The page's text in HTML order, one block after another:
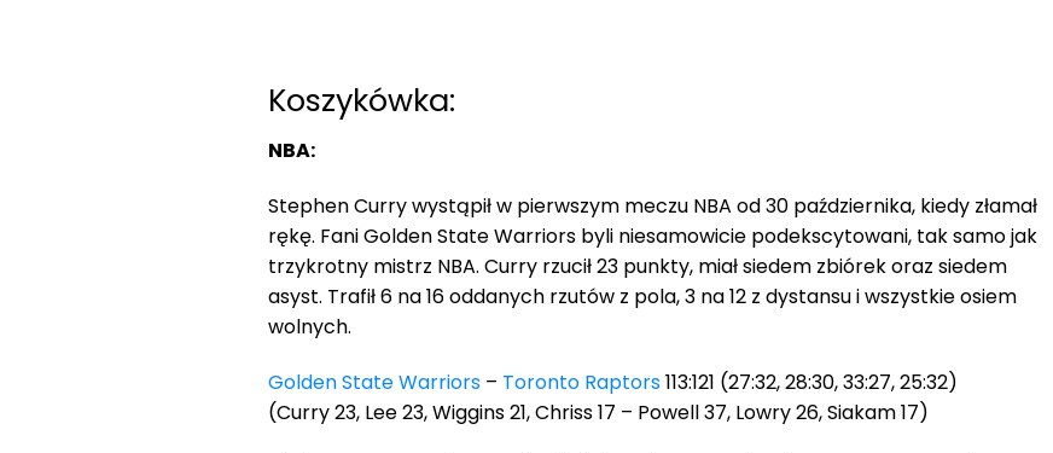
Koszykówka:
NBA:
Stephen Curry wystąpił w pierwszym meczu NBA od 30 października, kiedy złamał
rękę. Fani Golden State Warriors byli niesamowicie podekscytowani, tak samo jak
trzykrotny mistrz NBA. Curry rzucił 23 punkty, miał siedem zbiórek oraz siedem
asyst. Trafił 6 na 16 oddanych rzutów z pola, 3 na 12 z dystansu i wszystkie osiem
wolnych.
Golden State Warriors – Toronto Raptors113:121 (27:32, 28:30, 33:27, 25:32)
(Curry 23, Lee 23, Wiggins 21, Chriss 17 – Powell 37, Lowry 26, Siakam 17)